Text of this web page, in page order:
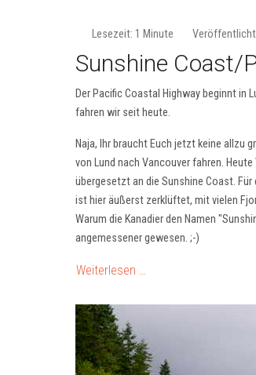
Lesezeit: 1 Minute
Sunshine Coast/
Der Pacific Coastal Highway beginnt in
fahren wir seit heute.
Naja, Ihr braucht Euch jetzt keine allzu
von Lund nach Vancouver fahren.
übergesetzt an die Sunshine Coast. Für
ist hier äußerst zerklüftet, mit vielen
Warum die Kanadier den Namen
angemessener gewesen. ;-)
Weiterlesen …